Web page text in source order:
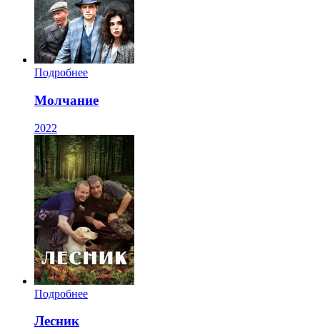
Подробнее
Молчание
2022
Подробнее
Лесник